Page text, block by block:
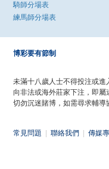
騎師分場表
練馬師分場表
博彩要有節制
未滿十八歲人士不得投注或進
向非法或海外莊家下注，即屬
切勿沉迷賭博，如需尋求輔導
常見問題 聯絡我們 傳媒